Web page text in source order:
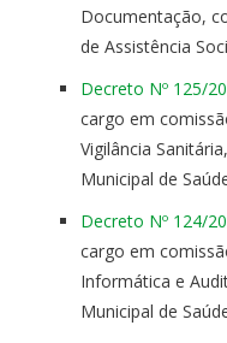
Documentação,
de Assistência
Decreto Nº 125/
cargo em
Vigilância
Municipal de
Decreto Nº 124/
cargo em
Informática e
Municipal de